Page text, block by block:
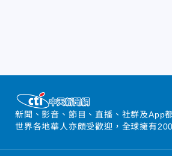
新聞、影音、節目、直播、社群及App
世界各地華人亦頗受歡迎，全球擁有